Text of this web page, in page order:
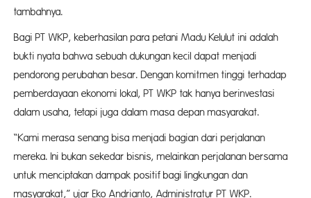
tambahnya.
Bagi PT WKP, keberhasilan para petani Madu Kelulut ini adalah
bukti nyata bahwa sebuah dukungan kecil dapat menjadi
pendorong perubahan besar. Dengan komitmen tinggi terhadap
pemberdayaan ekonomi lokal, PT WKP tak hanya berinvestasi
dalam usaha, tetapi juga dalam masa depan masyarakat.
“Kami merasa senang bisa menjadi bagian dari perjalanan
mereka. Ini bukan sekedar bisnis, melainkan perjalanan bersama
untuk menciptakan dampak positif bagi lingkungan dan
masyarakat,” ujar Eko Andrianto, Administratur PT WKP.